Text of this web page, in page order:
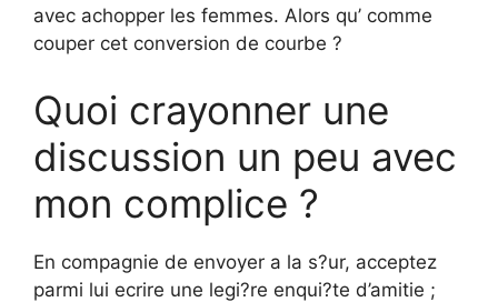
avec achopper les femmes. Alors qu’ comme
couper cet conversion de courbe ?
Quoi crayonner une
discussion un peu avec
mon complice ?
En compagnie de envoyer a la s?ur, acceptez
parmi lui ecrire une legi?re enqui?te d’amitie ;